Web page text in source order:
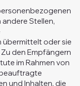
Stellen,
übermittelt oder sie
den Empfängern
im Rahmen von
und Inhalten, die